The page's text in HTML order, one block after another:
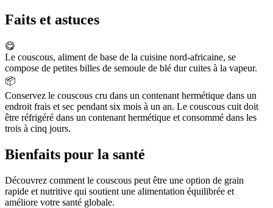
Faits et astuces
😋
Le couscous, aliment de base de la cuisine nord-africaine, se
compose de petites billes de semoule de blé dur cuites à la vapeur.
📦
Conservez le couscous cru dans un contenant hermétique dans un
endroit frais et sec pendant six mois à un an. Le couscous cuit doit
être réfrigéré dans un contenant hermétique et consommé dans les
trois à cinq jours.
Bienfaits pour la santé
Découvrez comment le couscous peut être une option de grain
rapide et nutritive qui soutient une alimentation équilibrée et
améliore votre santé globale.